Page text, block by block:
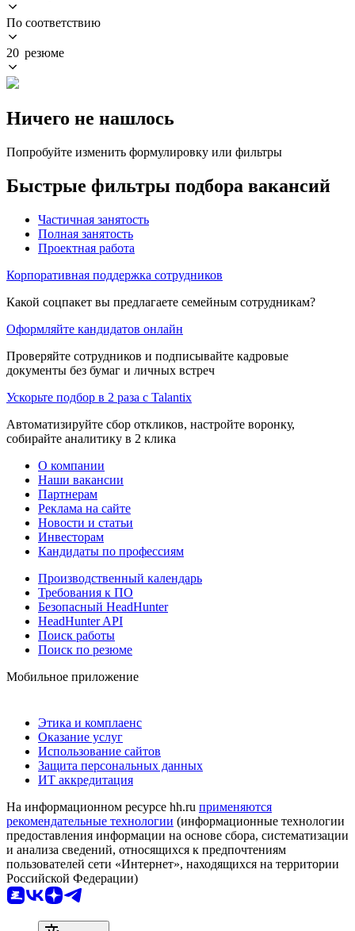
По соответствию
20 резюме
Ничего не нашлось
Попробуйте изменить формулировку или фильтры
Быстрые фильтры подбора вакансий
Частичная занятость
Полная занятость
Проектная работа
Корпоративная поддержка сотрудников
Какой соцпакет вы предлагаете семейным сотрудникам?
Оформляйте кандидатов онлайн
Проверяйте сотрудников и подписывайте кадровые
документы без бумаг и личных встреч
Ускорьте подбор в 2 раза с Talantix
Автоматизируйте сбор откликов, настройте воронку,
собирайте аналитику в 2 клика
О компании
Наши вакансии
Партнерам
Реклама на сайте
Новости и статьи
Инвесторам
Кандидаты по профессиям
Производственный календарь
Требования к ПО
Безопасный HeadHunter
HeadHunter API
Поиск работы
Поиск по резюме
Мобильное приложение
Этика и комплаенс
Оказание услуг
Использование сайтов
Защита персональных данных
ИТ аккредитация
На информационном ресурсе hh.ru применяются
рекомендательные технологии (информационные технологии
предоставления информации на основе сбора, систематизации
и анализа сведений, относящихся к предпочтениям
пользователей сети «Интернет», находящихся на территории
Российской Федерации)